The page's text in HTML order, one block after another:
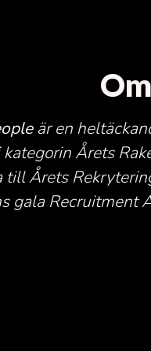
är en
kategorin Årets
till Årets
gala Recruitment